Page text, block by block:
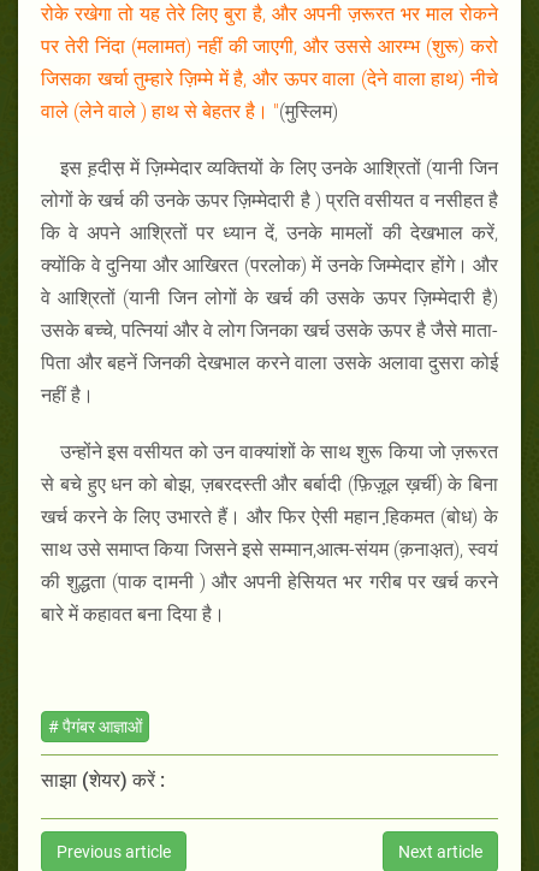
रोके रखेगा तो यह तेरे लिए बुरा है, और अपनी ज़रूरत भर माल रोकने
पर तेरी निंदा (मलामत) नहीं की जाएगी, और उससे आरम्भ (शुरू) करो
जिसका खर्चा तुम्हारे ज़िम्मे में है, और ऊपर वाला (देने वाला हाथ) नीचे
वाले (लेने वाले ) हाथ से बेहतर है। "(मुस्लिम)
इस ह़दीस़ में ज़िम्मेदार व्यक्तियों के लिए उनके आश्रितों (यानी जिन
लोगों के खर्च की उनके ऊपर ज़िम्मेदारी है ) प्रति वसीयत व नसीहत है
कि वे अपने आश्रितों पर ध्यान दें, उनके मामलों की देखभाल करें,
क्योंकि वे दुनिया और आखिरत (परलोक) में उनके जिम्मेदार होंगे। और
वे आश्रितों (यानी जिन लोगों के खर्च की उसके ऊपर ज़िम्मेदारी है)
उसके बच्चे, पत्नियां और वे लोग जिनका खर्च उसके ऊपर है जैसे माता-
पिता और बहनें जिनकी देखभाल करने वाला उसके अलावा दुसरा कोई
नहीं है।
उन्होंने इस वसीयत को उन वाक्यांशों के साथ शुरू किया जो ज़रूरत
से बचे हुए धन को बोझ, ज़बरदस्ती और बर्बादी (फ़िज़ूल ख़र्ची) के बिना
खर्च करने के लिए उभारते हैं। और फिर ऐसी महान हि़कमत (बोध) के
साथ उसे समाप्त किया जिसने इसे सम्मान,आत्म-संयम (क़नाअ़त), स्वयं
की शुद्धता (पाक दामनी ) और अपनी हेसियत भर गरीब पर खर्च करने
बारे में कहावत बना दिया है।
# पैगंबर आज्ञाओं
साझा (शेयर) करें :
Previous article Next article